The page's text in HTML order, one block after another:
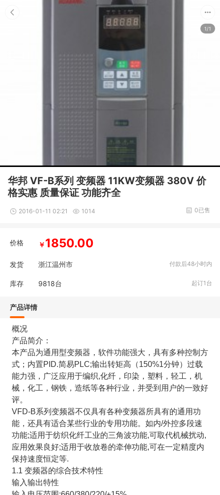
1/1
华邦 VF-B系列 变频器 11KW变频器 380V 价
格实惠 质量保证 功能齐全
2016-01-11 02:21 1014 0已售
价格 ￥1850.00
发货 浙江温州市 付款后48小时内
库存 9818台 起订1台
产品详情
概况
产品简介：
本产品为通用型变频器，软件功能强大，具有多种控制方
式；内置PID.简易PLC;输出转矩高（150%1分钟）过载
能力强，广泛应用于编织,化纤，印染，塑料，轻工，机
械，化工，钢铁，造纸等各种行业，并受到用户的一致好
评。
VFD-B系列变频器不仅具有各种变频器所具有的通用功
能，还具有适合某些行业的专用功能。如内/外控多段速
功能;适用于纺织化纤工业的三角波功能,可取代机械扰动,
应用效果良好;适用于收放卷的牵伸功能,可在一定精度内
保持速度恒定等.
1.1 变频器的综合技术特性
输入输出特性